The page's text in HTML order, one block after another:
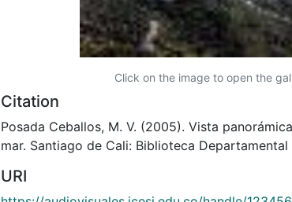
Click on the image to open the
Citation
Posada Ceballos, M. V. (2005). Vista
mar. Santiago de Cali: Biblioteca
URI